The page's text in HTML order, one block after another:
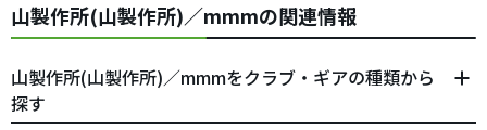
山製作所(山製作所)／mmmの関連情報
山製作所(山製作所)／mmmをクラブ・ギアの種類から
探す